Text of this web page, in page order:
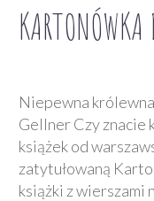
KARTONÓWKA
Niepewna
Gellner Czy znacie
książek od
zatytułowaną
książki z